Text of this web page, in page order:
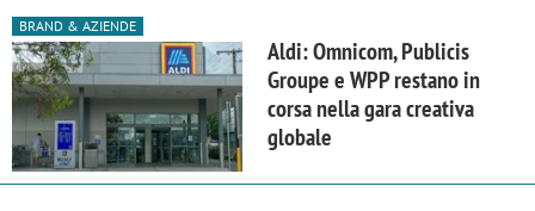
BRAND & AZIENDE
Aldi: Omnicom, Publicis
Groupe e WPP restano in
corsa nella gara creativa
globale